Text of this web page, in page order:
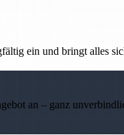
ein und bringt alles
an – ganz